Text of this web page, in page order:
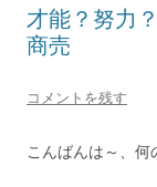
才能？努力
商売
コメントを残す
こんばんは～、何